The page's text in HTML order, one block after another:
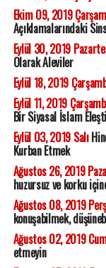
Ekim 09, 2019
Açıklamalarındaki
Eylül 30, 2019
Olarak Aleviler
Eylül 18, 2019
Eylül 11, 2019
Bir Siyasal İslam
Eylül 03, 2019 Salı
Kurban Etmek
Ağustos 26, 2019
huzursuz ve korku
Ağustos 08, 2019
konuşabilmek,
Ağustos 02, 2019
etmeyin